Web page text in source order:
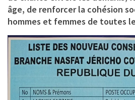
âge, de renforcer la cohésion
hommes et femmes de toutes